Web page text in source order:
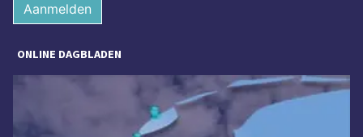
Aanmelden
ONLINE DAGBLADEN